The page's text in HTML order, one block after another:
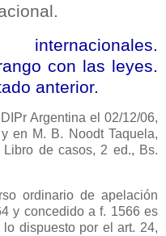
con las leyes.
anterior.
Argentina el 02/12/06,
en M. B. Noodt Taquela,
de casos, 2 ed., Bs.
ordinario de apelación
y concedido a f. 1566 es
dispuesto por el art. 24,